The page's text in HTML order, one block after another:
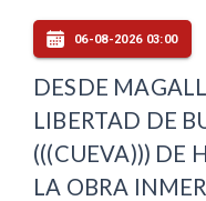
06-08-2026 03:00
DESDE
LIBERTAD DE
(((CUEVA))) DE
LA OBRA